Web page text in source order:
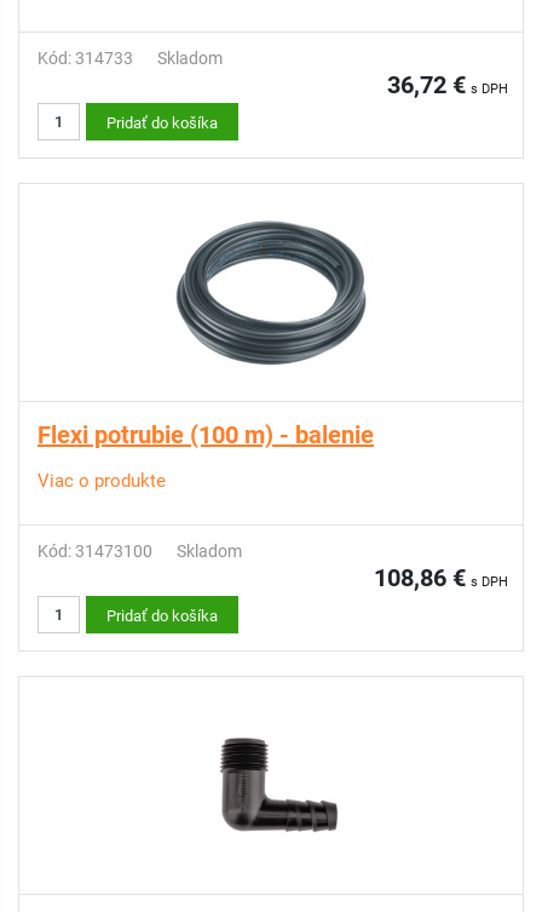
Kód: 314733 Skladom
36,72 € s DPH
Pridať do košíka
Flexi potrubie (100 m) - balenie
Viac o produkte
Kód: 31473100 Skladom
108,86 € s DPH
Pridať do košíka